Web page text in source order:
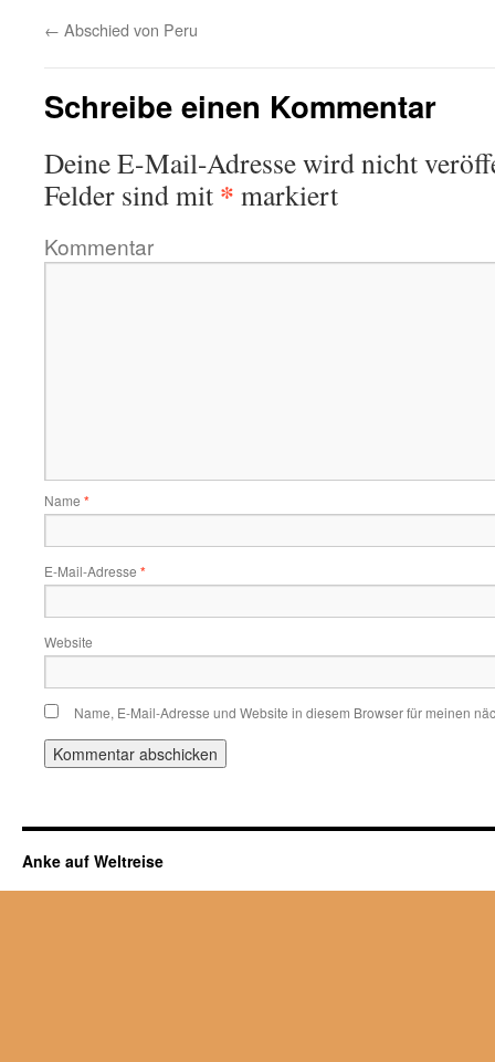
← Abschied von Peru
Schreibe einen Kommentar
Deine E-Mail-Adresse wird nicht
Felder sind mit * markiert
Kommentar
Name *
E-Mail-Adresse *
Website
Name, E-Mail-Adresse und Website in diesem Browser für meinen
Anke auf Weltreise